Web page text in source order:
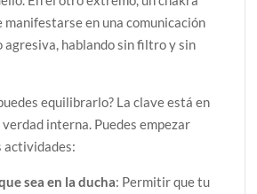
en una comunicación
agresiva, hablando sin filtro y sin
equilibrarlo? La clave está en
interna. Puedes empezar
actividades:
sea en la ducha: Permitir que tu